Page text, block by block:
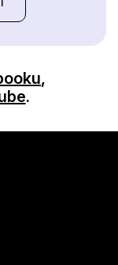
,
.